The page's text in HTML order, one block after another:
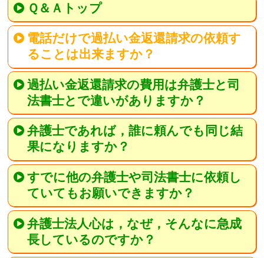
Ｑ＆Ａトップ
電話だけで過払い金返還請求の依頼す
ることは出来ますか？
過払い金返還請求の費用は弁護士と司
法書士とで違いがありますか？
弁護士であれば，誰に頼んでも同じ結
果になりますか？
すでに他の弁護士や司法書士に依頼し
ていてもお願いできますか？
弁護士法人心は，なぜ，そんなに急成
長しているのですか？